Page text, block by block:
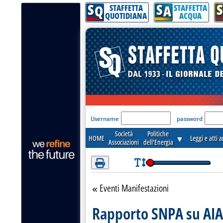
Attenzione! Esegui l'accesso per lèggere interamente la notizia.
SQ STAFFETTA
QUOTIDIANA SA STAFFETTA
ACQUA S
'Modulo Login per
Username password
HOME
Società
Associazioni
Politiche
dell'Energia ▼ Leggi e atti
Torna alla sezione
Eventi Manifestazioni
Rapporto SNPA su